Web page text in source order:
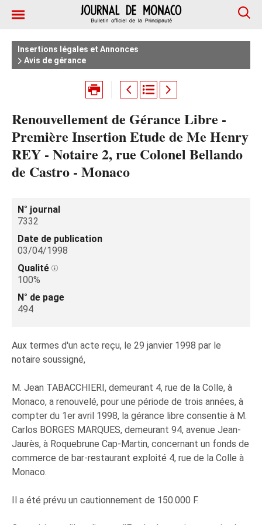
Insertions légales et Annonces
Avis de gérance
Renouvellement de Gérance Libre -
Première Insertion Etude de Me Henry
REY - Notaire 2, rue Colonel Bellando
de Castro - Monaco
N° journal
7332
Date de publication
03/04/1998
Qualité
100%
N° de page
494
Aux termes d'un acte reçu, le 29 janvier 1998 par le
notaire soussigné,
M. Jean TABACCHIERI, demeurant 4, rue de la Colle, à
Monaco, a renouvelé, pour une période de trois années, à
compter du 1er avril 1998, la gérance libre consentie à M.
Carlos BORGES MARQUES, demeurant 94, avenue Jean-
Jaurès, à Roquebrune Cap-Martin, concernant un fonds de
commerce de bar-restaurant exploité 4, rue de la Colle à
Monaco.
Il a été prévu un cautionnement de 150.000 F.